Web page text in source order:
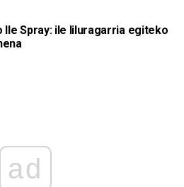
Ile Spray: ile liluragarria egiteko
ad